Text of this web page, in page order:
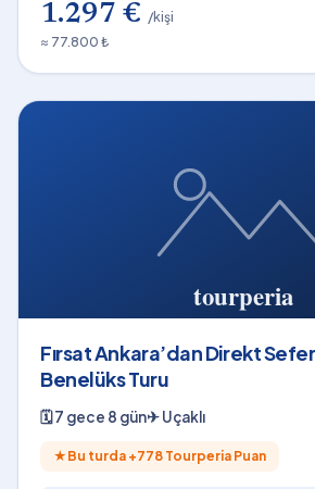
1.297 € /kişi
≈ 77.800 ₺
Fırsat Ankara’dan Direkt
Benelüks Turu
🗓7 gece 8 gün✈Uçaklı
★ Bu turda +778 Tourperia Puan